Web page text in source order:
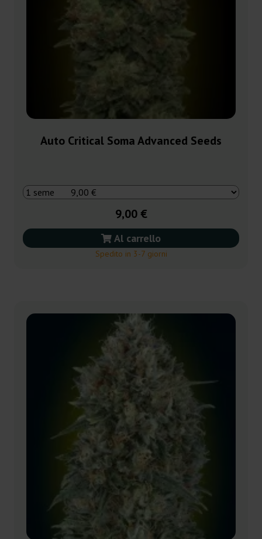
Auto Critical Soma Advanced Seeds
9,00 €
Al carrello
Spedito in 3-7 giorni